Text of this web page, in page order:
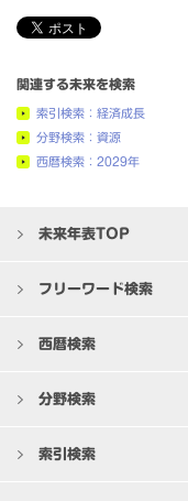
関連する未来を検索
索引検索：経済成長
分野検索：資源
西暦検索：2029年
未来年表TOP
フリーワード検索
西暦検索
分野検索
索引検索